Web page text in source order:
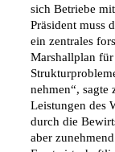
sich Betriebe
Präsident muss
ein zentrales
Marshallplan
nehmen“,
Leistungen des
durch die
aber